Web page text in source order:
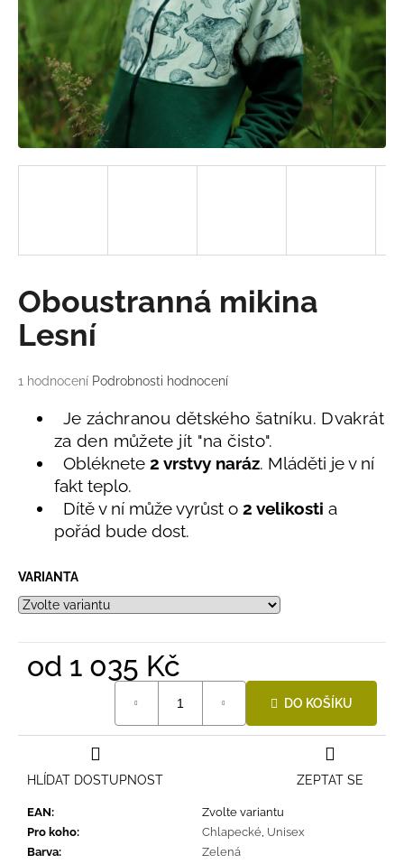
Průměrné
produktu
hvězdiček.
1 hodnocení Podrobnosti hodnocení
Oboustranná mikina
Lesní
Je záchranou dětského šatníku. Dvakrát
za den můžete jít "na čisto".
Obléknete 2 vrstvy naráz. Mláděti je v ní
fakt teplo.
Dítě v ní může vyrůst o 2 velikosti a
pořád bude dost.
VARIANTA
od 1 035 Kč
DO KOŠÍKU
EAN:
Zvolte variantu
Pro koho: Chlapecké, Unisex
Barva:
Zelená
ZEPTAT SE
HLÍDAT DOSTUPNOST
a
j
í
t
?
D
o
p
o
u
RYCHLESCHNOUCÍ
TYRKYSOVÉ
695
Kč